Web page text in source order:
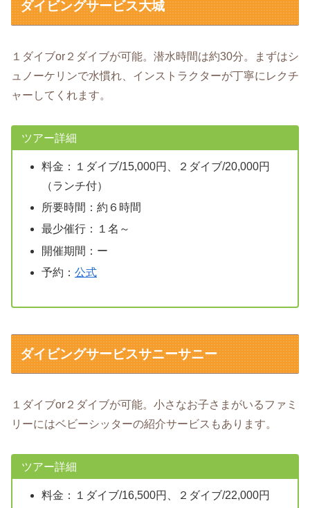
ダイビングサービス大城
１ダイブor２ダイブが可能。潜水時間は約30分。まずはシ
ュノーケリンで水慣れ、インストラクターが丁寧にレクチ
ャーしてくれます。
ツアー詳細
料金：１ダイブ/15,000円、２ダイブ/20,000円
（ランチ付）
所要時間：約６時間
最少催行：１名～
開催期間：ー
予約： 公式
ダイビングサービスサニーサニー
１ダイブor２ダイブが可能。小さなお子さまがいるファミ
リーにはベビーシッターの紹介サービスもあります。
ツアー詳細
料金：１ダイブ/16,500円、２ダイブ/22,000円